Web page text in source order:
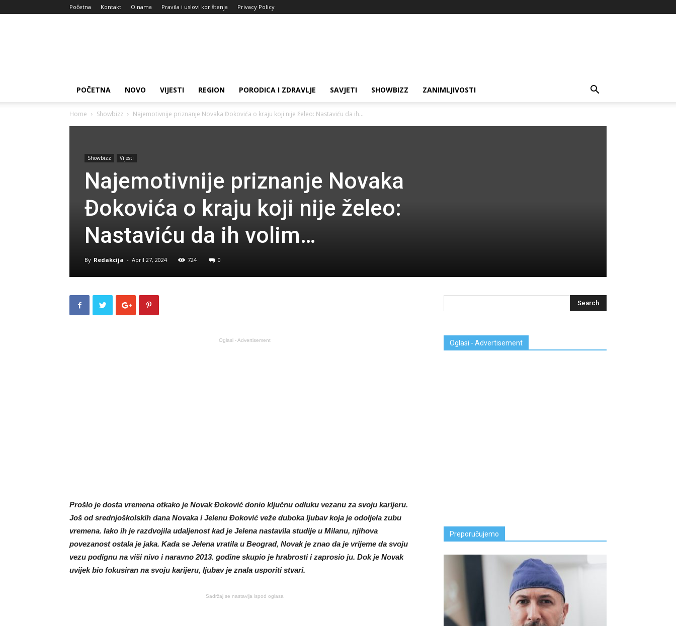
Početna Kontakt O nama Pravila i uslovi korištenja Privacy Policy
POČETNA NOVO VIJESTI REGION PORODICA I ZDRAVLJE SAVJETI SHOWBIZZ ZANIMLJIVOSTI
Home Showbizz Najemotivnije priznanje Novaka Đokovića o kraju koji nije želeo: Nastaviću da ih...
Showbizz Vijesti
Najemotivnije priznanje Novaka
Đokovića o kraju koji nije želeo:
Nastaviću da ih volim…
By Redakcija - April 27, 2024 724 0
Oglasi - Advertisement
Prošlo je dosta vremena otkako je Novak Đoković donio ključnu odluku vezanu za svoju karijeru.
Još od srednjoškolskih dana Novaka i Jelenu Đoković veže duboka ljubav koja je odoljela zubu
vremena. Iako ih je razdvojila udaljenost kad je Jelena nastavila studije u Milanu, njihova
povezanost ostala je jaka. Kada se Jelena vratila u Beograd, Novak je znao da je vrijeme da svoju
vezu podignu na viši nivo i naravno 2013. godine skupio je hrabrosti i zaprosio ju. Dok je Novak
uvijek bio fokusiran na svoju karijeru, ljubav je znala usporiti stvari.
Sadržaj se nastavlja ispod oglasa
Oglasi - Advertisement
Preporučujemo